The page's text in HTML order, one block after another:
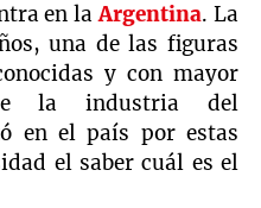
en laArgentina. La
una de las figuras
y con mayor
la industria del
en el país por estas
el saber cuál es el